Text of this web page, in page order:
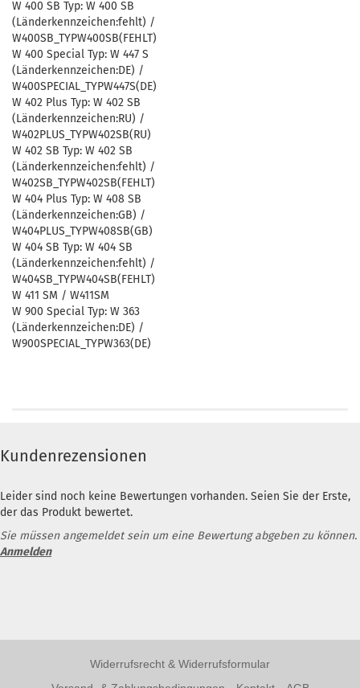
W 400 SB Typ: W 400 SB
(Länderkennzeichen:fehlt) /
W400SB_TYPW400SB(FEHLT)
W 400 Special Typ: W 447 S
(Länderkennzeichen:DE) /
W400SPECIAL_TYPW447S(DE)
W 402 Plus Typ: W 402 SB
(Länderkennzeichen:RU) /
W402PLUS_TYPW402SB(RU)
W 402 SB Typ: W 402 SB
(Länderkennzeichen:fehlt) /
W402SB_TYPW402SB(FEHLT)
W 404 Plus Typ: W 408 SB
(Länderkennzeichen:GB) /
W404PLUS_TYPW408SB(GB)
W 404 SB Typ: W 404 SB
(Länderkennzeichen:fehlt) /
W404SB_TYPW404SB(FEHLT)
W 411 SM / W411SM
W 900 Special Typ: W 363
(Länderkennzeichen:DE) /
W900SPECIAL_TYPW363(DE)
Kundenrezensionen
Leider sind noch keine Bewertungen vorhanden. Seien Sie der Erste,
der das Produkt bewertet.
Sie müssen angemeldet sein um eine Bewertung abgeben zu können.
Anmelden
Widerrufsrecht & Widerrufsformular